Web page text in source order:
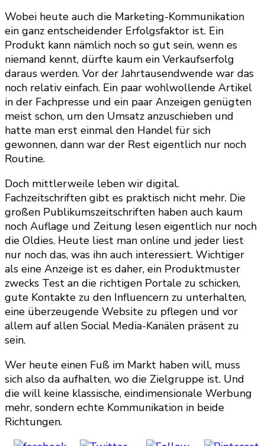
Wobei heute auch die Marketing-Kommunikation
ein ganz entscheidender Erfolgsfaktor ist. Ein
Produkt kann nämlich noch so gut sein, wenn es
niemand kennt, dürfte kaum ein Verkaufserfolg
daraus werden. Vor der Jahrtausendwende war das
noch relativ einfach. Ein paar wohlwollende Artikel
in der Fachpresse und ein paar Anzeigen genügten
meist schon, um den Umsatz anzuschieben und
hatte man erst einmal den Handel für sich
gewonnen, dann war der Rest eigentlich nur noch
Routine.
Doch mittlerweile leben wir digital.
Fachzeitschriften gibt es praktisch nicht mehr. Die
großen Publikumszeitschriften haben auch kaum
noch Auflage und Zeitung lesen eigentlich nur noch
die Oldies. Heute liest man online und jeder liest
nur noch das, was ihn auch interessiert. Wichtiger
als eine Anzeige ist es daher, ein Produktmuster
zwecks Test an die richtigen Portale zu schicken,
gute Kontakte zu den Influencern zu unterhalten,
eine überzeugende Website zu pflegen und vor
allem auf allen Social Media-Kanälen präsent zu
sein.
Wer heute einen Fuß im Markt haben will, muss
sich also da aufhalten, wo die Zielgruppe ist. Und
die will keine klassische, eindimensionale Werbung
mehr, sondern echte Kommunikation in beide
Richtungen.